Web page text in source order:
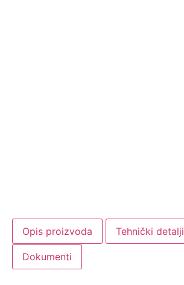
Opis proizvoda Tehnički detalji
Dokumenti